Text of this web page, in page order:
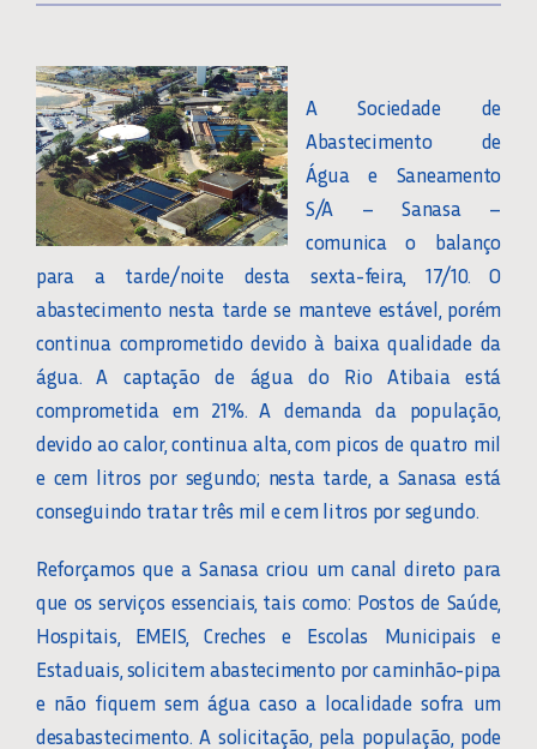
A Sociedade de
Abastecimento de
Água e Saneamento
S/A – Sanasa –
comunica o balanço
para a tarde/noite desta sexta-feira, 17/10. O
abastecimento nesta tarde se manteve estável, porém
continua comprometido devido à baixa qualidade da
água. A captação de água do Rio Atibaia está
comprometida em 21%. A demanda da população,
devido ao calor, continua alta, com picos de quatro mil
e cem litros por segundo; nesta tarde, a Sanasa está
conseguindo tratar três mil e cem litros por segundo.
Reforçamos que a Sanasa criou um canal direto para
que os serviços essenciais, tais como: Postos de Saúde,
Hospitais, EMEIS, Creches e Escolas Municipais e
Estaduais, solicitem abastecimento por caminhão-pipa
e não fiquem sem água caso a localidade sofra um
desabastecimento. A solicitação, pela população, pode